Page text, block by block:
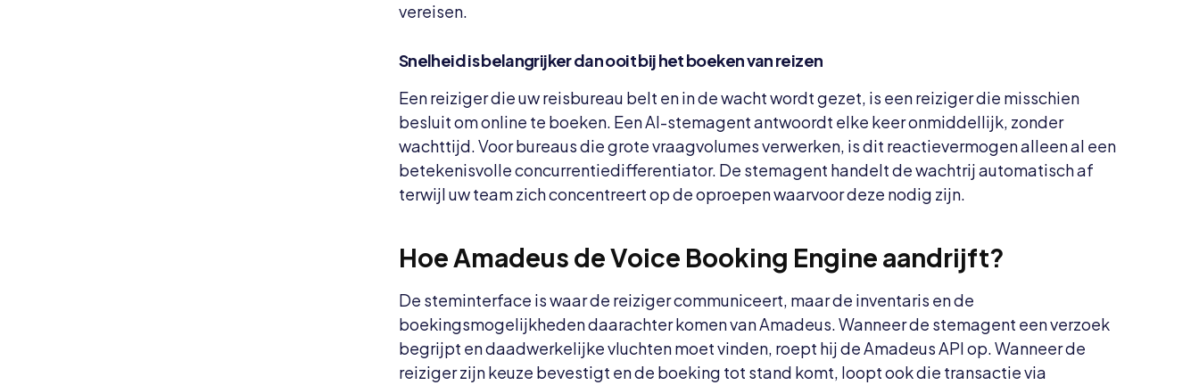
vereisen.
Snelheid is belangrijker dan ooit bij het boeken van reizen
Een reiziger die uw reisbureau belt en in de wacht wordt gezet, is een reiziger die misschien
besluit om online te boeken. Een AI-stemagent antwoordt elke keer onmiddellijk, zonder
wachttijd. Voor bureaus die grote vraagvolumes verwerken, is dit reactievermogen alleen al een
betekenisvolle concurrentiedifferentiator. De stemagent handelt de wachtrij automatisch af
terwijl uw team zich concentreert op de oproepen waarvoor deze nodig zijn.
Hoe Amadeus de Voice Booking Engine aandrijft?
De steminterface is waar de reiziger communiceert, maar de inventaris en de
boekingsmogelijkheden daarachter komen van Amadeus. Wanneer de stemagent een verzoek
begrijpt en daadwerkelijke vluchten moet vinden, roept hij de Amadeus API op. Wanneer de
reiziger zijn keuze bevestigt en de boeking tot stand komt, loopt ook die transactie via